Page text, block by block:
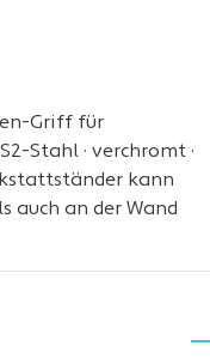
Griff für
Stahl · verchromt ·
kann
auch an der Wand